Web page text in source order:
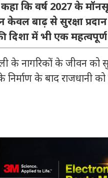
कहा कि वर्ष 2027 के
केवल बाढ़ से सुरक्षा
दिशा में भी एक
के नागरिकों के जीवन को
निर्माण के बाद राजधानी